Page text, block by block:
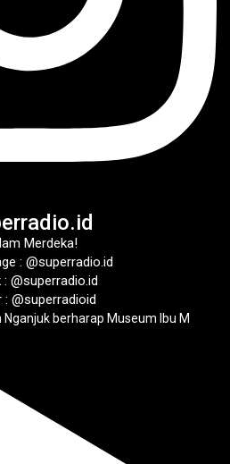
Merdeka!
: @superradio.id
: @superradio.id
@superradioid
berharap Museum Ibu M